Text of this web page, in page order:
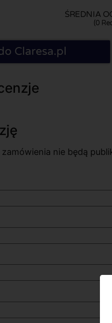
ŚREDNIA
(0
Claresa.pl
nie będą